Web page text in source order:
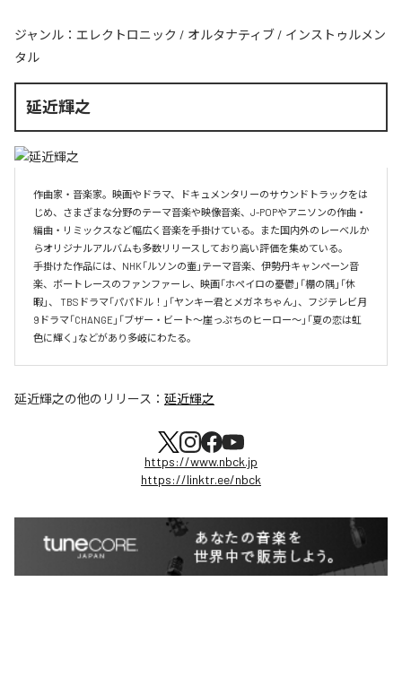
ジャンル： エレクトロニック / オルタナティブ / インストゥルメン
タル
延近輝之
作曲家・音楽家。映画やドラマ、ドキュメンタリーのサウンドトラックをは
じめ、さまざまな分野のテーマ音楽や映像音楽、J-POPやアニソンの作曲・
編曲・リミックスなど幅広く音楽を手掛けている。また国内外のレーベルか
らオリジナルアルバムも多数リリースしており高い評価を集めている。
手掛けた作品には、NHK「ルソンの壷」テーマ音楽、伊勢丹キャンペーン音
楽、ボートレースのファンファーレ、映画「ホペイロの憂鬱」「棚の隅」「休
暇」、 TBSドラマ「パパドル！」「ヤンキー君とメガネちゃん」、フジテレビ月
9ドラマ「CHANGE」「ブザー・ビート～崖っぷちのヒーロー～」「夏の恋は虹
色に輝く」などがあり多岐にわたる。
延近輝之の他のリリース： 延近輝之
https://www.nbck.jp
https://linktr.ee/nbck